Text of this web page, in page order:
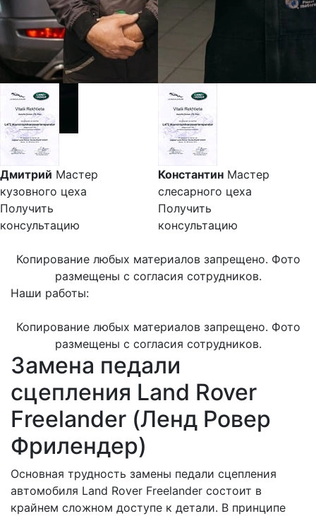
Дмитрий Мастер
кузовного цеха
Получить
консультацию
Константин Мастер
слесарного цеха
Получить
консультацию
Копирование любых материалов запрещено. Фото
размещены с согласия сотрудников.
Наши работы:
Копирование любых материалов запрещено. Фото
размещены с согласия сотрудников.
Замена педали
сцепления Land Rover
Freelander (Ленд Ровер
Фрилендер)
Основная трудность замены педали сцепления
автомобиля Land Rover Freelander состоит в
крайнем сложном доступе к детали. В принципе